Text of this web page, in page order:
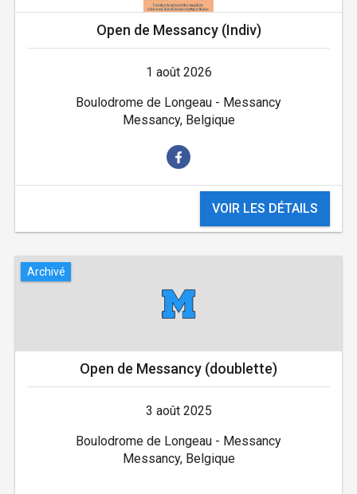
Open de Messancy (Indiv)
1 août 2026
Boulodrome de Longeau - Messancy
Messancy, Belgique
VOIR LES DÉTAILS
Archivé
Open de Messancy (doublette)
3 août 2025
Boulodrome de Longeau - Messancy
Messancy, Belgique